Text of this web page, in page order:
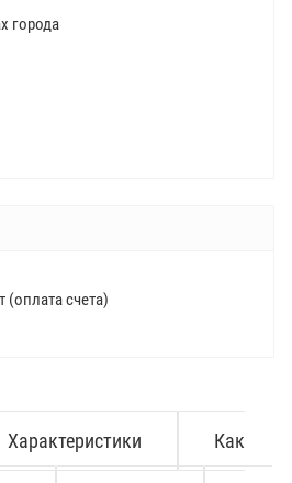
города
(оплата счета)
Характеристики
Как